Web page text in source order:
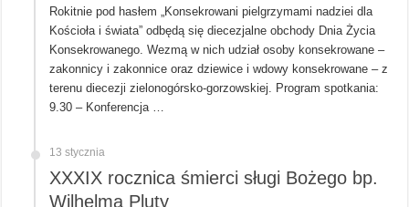
Rokitnie pod hasłem „Konsekrowani pielgrzymami nadziei dla
Kościoła i świata” odbędą się diecezjalne obchody Dnia Życia
Konsekrowanego. Wezmą w nich udział osoby konsekrowane –
zakonnicy i zakonnice oraz dziewice i wdowy konsekrowane – z
terenu diecezji zielonogórsko-gorzowskiej. Program spotkania:
9.30 – Konferencja …
13 stycznia
XXXIX rocznica śmierci sługi Bożego bp.
Wilhelma Pluty